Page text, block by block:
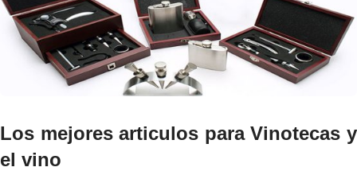
Los mejores articulos para Vinotecas y
el vino